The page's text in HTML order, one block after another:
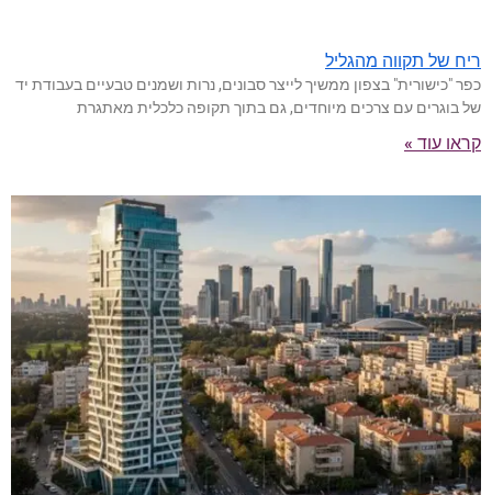
ריח של תקווה מהגליל
כפר "כישורית" בצפון ממשיך לייצר סבונים, נרות ושמנים טבעיים בעבודת יד
של בוגרים עם צרכים מיוחדים, גם בתוך תקופה כלכלית מאתגרת
קראו עוד »